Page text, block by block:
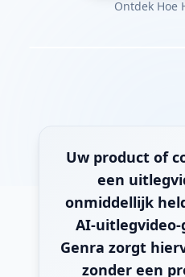
Ontdek Hoe
Uw product of
een
onmiddellijk
AI-
Genra zorgt
zonder een